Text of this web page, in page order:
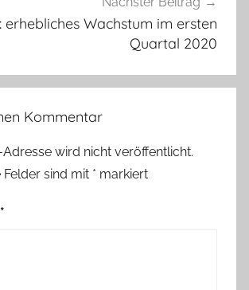
erhebliches Wachstum im ersten
Quartal 2020
Kommentar
Adresse wird nicht veröffentlicht.
sind mit * markiert
*